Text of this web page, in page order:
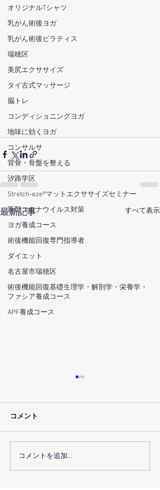
オリジナルTシャツ
乳がん術後ヨガ
乳がん術後ピラティス
瑞穂区
美尻エクササイズ
タイ古式マッサージ
脳トレ
コンディショニングヨガ
地味に効くヨガ
コンサルサ
背骨・骨盤を整える
汐路学区
Stretch-eze®マットエクササイズセミナー
新型コロナウイルス対策
ヨガ養成コース
術後機能回復専門指導者
ダイエット
名古屋市瑞穂区
術後機能回復基礎生理学・解剖学・栄養学・
ファシア養成コース
APF養成コース
最新記事 すべて表示
術後回復プログラムで術
後回復を最大化するコー
コメント
コメントを追加…